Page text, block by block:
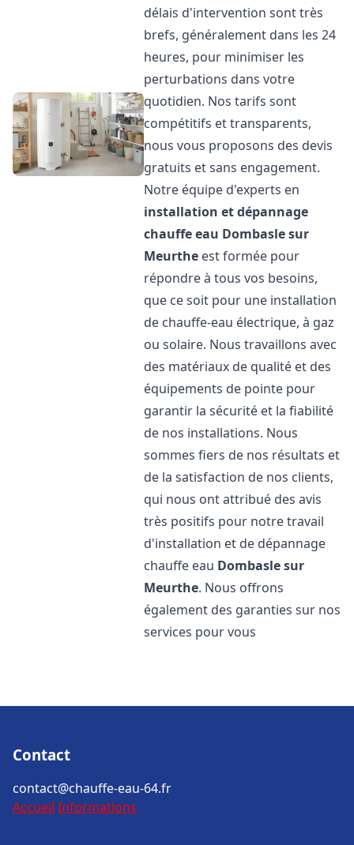
délais d'intervention sont très
brefs, généralement dans les 24
heures, pour minimiser les
perturbations dans votre
quotidien. Nos tarifs sont
compétitifs et transparents,
nous vous proposons des devis
gratuits et sans engagement.
Notre équipe d'experts en
installation et dépannage
chauffe eau Dombasle sur
Meurthe est formée pour
répondre à tous vos besoins,
que ce soit pour une installation
de chauffe-eau électrique, à gaz
ou solaire. Nous travaillons avec
des matériaux de qualité et des
équipements de pointe pour
garantir la sécurité et la fiabilité
de nos installations. Nous
sommes fiers de nos résultats et
de la satisfaction de nos clients,
qui nous ont attribué des avis
très positifs pour notre travail
d'installation et de dépannage
chauffe eau Dombasle sur
Meurthe. Nous offrons
également des garanties sur nos
services pour vous
Contact
contact@chauffe-eau-64.fr
Accueil Informations